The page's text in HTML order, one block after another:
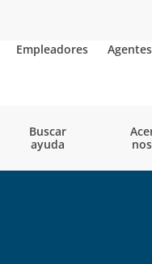
Empleadores Agentes
Buscar
ayuda